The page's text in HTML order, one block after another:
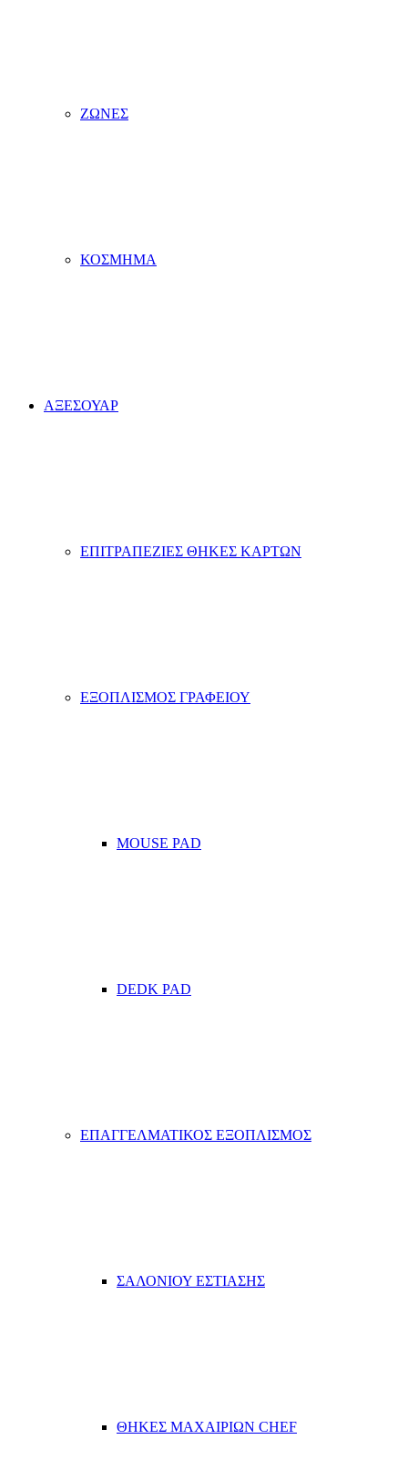
ΖΩΝΕΣ
ΚΟΣΜΗΜΑ
ΑΞΕΣΟΥΑΡ
ΕΠΙΤΡΑΠΕΖΙΕΣ ΘΗΚΕΣ ΚΑΡΤΩΝ
ΕΞΟΠΛΙΣΜΟΣ ΓΡΑΦΕΙΟΥ
MOUSE PAD
DEDK PAD
ΕΠΑΓΓΕΛΜΑΤΙΚΟΣ ΕΞΟΠΛΙΣΜΟΣ
ΣΑΛΟΝΙΟΥ ΕΣΤΙΑΣΗΣ
ΘΗΚΕΣ ΜΑΧΑΙΡΙΩΝ CHEF